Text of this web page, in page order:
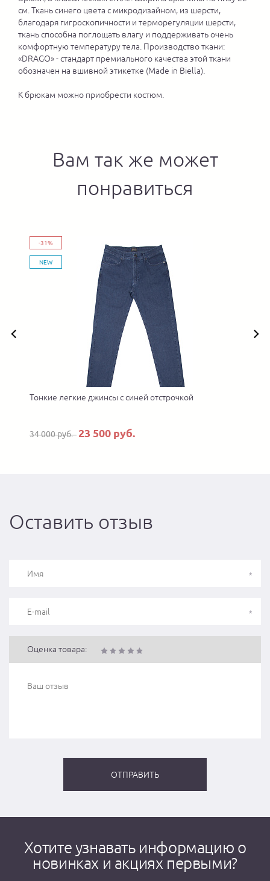
см. Ткань синего цвета с микродизайном, из шерсти,
благодаря гигроскопичности и терморегуляции шерсти,
ткань способна поглощать влагу и поддерживать очень
комфортную температуру тела. Производство ткани:
«DRAGO» - стандарт премиального качества этой ткани
обозначен на вшивной этикетке (Made in Biella).
К брюкам можно приобрести костюм.
Вам так же может
понравиться
-31%
NEW
Тонкие легкие джинсы с синей отстрочкой
34 000 руб. 23 500 руб.
Оставить отзыв
Оценка товара:
Хотите узнавать информацию о
новинках и акциях первыми?